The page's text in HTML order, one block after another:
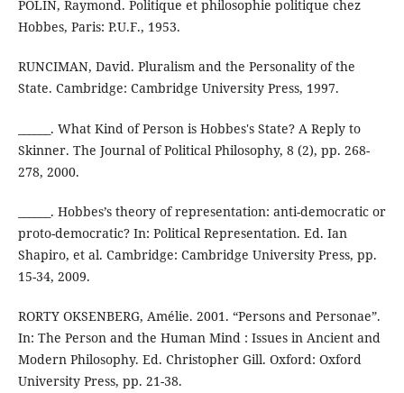
POLIN, Raymond. Politique et philosophie politique chez
Hobbes, Paris: P.U.F., 1953.
RUNCIMAN, David. Pluralism and the Personality of the
State. Cambridge: Cambridge University Press, 1997.
______. What Kind of Person is Hobbes's State? A Reply to
Skinner. The Journal of Political Philosophy, 8 (2), pp. 268-
278, 2000.
______. Hobbes’s theory of representation: anti-democratic or
proto-democratic? In: Political Representation. Ed. Ian
Shapiro, et al. Cambridge: Cambridge University Press, pp.
15-34, 2009.
RORTY OKSENBERG, Amélie. 2001. “Persons and Personae”.
In: The Person and the Human Mind : Issues in Ancient and
Modern Philosophy. Ed. Christopher Gill. Oxford: Oxford
University Press, pp. 21-38.